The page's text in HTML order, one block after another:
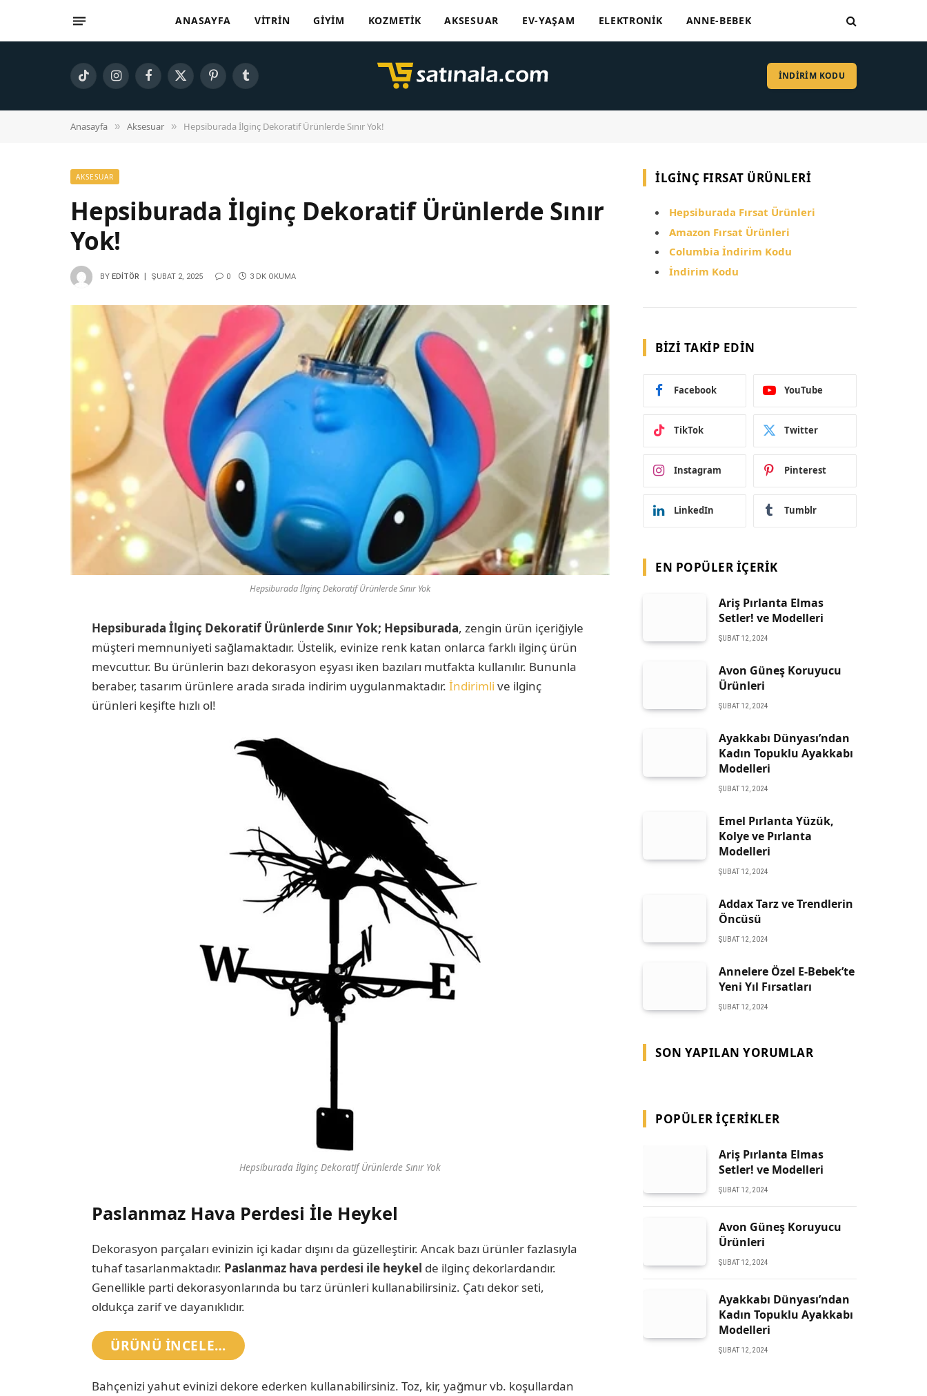
ANASAYFA VITRIN GIYIM KOZMETIK AKSESUAR EV-YAŞAM ELEKTRONIK ANNE-BEBEK
TikTok InstagramFacebook
X
PinterestTumblr İNDİRİM KODU
Anasayfa » Aksesuar » Hepsiburada İlginç Dekoratif Ürünlerde Sınır Yok!
AKSESUAR
Hepsiburada İlginç Dekoratif Ürünlerde Sınır
Yok!
BY EDITÖR ŞUBAT 2, 2025 0 3 DK OKUMA
Hepsiburada İlginç Dekoratif Ürünlerde Sınır Yok
Hepsiburada İlginç Dekoratif Ürünlerde Sınır Yok; Hepsiburada, zengin ürün içeriğiyle
müşteri memnuniyeti sağlamaktadır. Üstelik, evinize renk katan onlarca farklı ilginç ürün
mevcuttur. Bu ürünlerin bazı dekorasyon eşyası iken bazıları mutfakta kullanılır. Bununla
beraber, tasarım ürünlere arada sırada indirim uygulanmaktadır. İndirimli ve ilginç
ürünleri keşifte hızlı ol!
Hepsiburada İlginç Dekoratif Ürünlerde Sınır Yok
Paslanmaz Hava Perdesi İle Heykel
Dekorasyon parçaları evinizin içi kadar dışını da güzelleştirir. Ancak bazı ürünler fazlasıyla
tuhaf tasarlanmaktadır. Paslanmaz hava perdesi ile heykel de ilginç dekorlardandır.
Genellikle parti dekorasyonlarında bu tarz ürünleri kullanabilirsiniz. Çatı dekor seti,
oldukça zarif ve dayanıklıdır.
ÜRÜNÜ INCELE…
Bahçenizi yahut evinizi dekore ederken kullanabilirsiniz. Toz, kir, yağmur vb. koşullardan
İLGINÇ FIRSAT ÜRÜNLERI
Hepsiburada Fırsat Ürünleri
Amazon Fırsat Ürünleri
Columbia İndirim Kodu
İndirim Kodu
BIZI TAKIP EDIN
Facebook YouTube
TikTok Twitter
Instagram Pinterest
LinkedIn Tumblr
EN POPÜLER İÇERIK
Ariş Pırlanta Elmas
Setler! ve Modelleri
ŞUBAT 12, 2024
Avon Güneş Koruyucu
Ürünleri
ŞUBAT 12, 2024
Ayakkabı Dünyası’ndan
Kadın Topuklu Ayakkabı
Modelleri
ŞUBAT 12, 2024
Emel Pırlanta Yüzük,
Kolye ve Pırlanta
Modelleri
ŞUBAT 12, 2024
Addax Tarz ve Trendlerin
Öncüsü
ŞUBAT 12, 2024
Annelere Özel E-Bebek’te
Yeni Yıl Fırsatları
ŞUBAT 12, 2024
SON YAPILAN YORUMLAR
POPÜLER İÇERIKLER
Ariş Pırlanta Elmas
Setler! ve Modelleri
ŞUBAT 12, 2024
Avon Güneş Koruyucu
Ürünleri
ŞUBAT 12, 2024
Ayakkabı Dünyası’ndan
Kadın Topuklu Ayakkabı
Modelleri
ŞUBAT 12, 2024